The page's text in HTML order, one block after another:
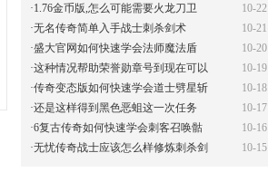
10-22
·1.76金币版,怎么可能需要火龙刀卫
10-21
·无名传奇简单入手战士刺杀剑术
10-20
·盛大官网如何快速学会法师魔法盾
10-19
·这种情况帮助荣誉勋章号到现在可以
10-18
·传奇变态版如何快速学会道士劈星斩
10-17
·还是这样得到黑色恶蛆这一次任务
10-16
·6复古传奇如何快速学会刺客召唤骷
10-15
·无忧传奇战士应该怎么样修炼刺杀剑